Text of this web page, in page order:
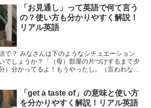
「お見通し」って英語で何て言う
の？使い方も分かりやすく解説！
リアル英語
で？ みなさんは下のようなシチュエーション
でしょうか？「（母）部屋の片づけするまで夕
）分かってるよ！もうやったし。（言われなく
「get a taste of」の意味と使い方
を分かりやすく解説！リアル英語